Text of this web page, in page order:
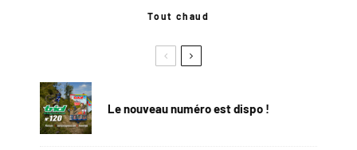
Tout chaud
Le nouveau numéro est dispo !